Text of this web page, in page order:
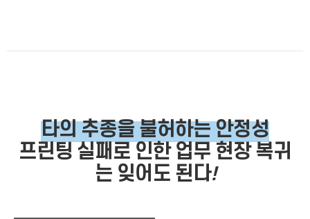
타의 추종을 불허하는 안정성
프린팅 실패로 인한 업무 현장 복귀
는 잊어도 된다!